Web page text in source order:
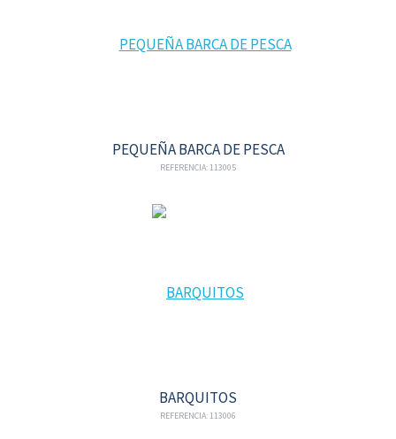
PEQUEÑA BARCA DE PESCA
REFERENCIA: 113005
BARQUITOS
REFERENCIA: 113006